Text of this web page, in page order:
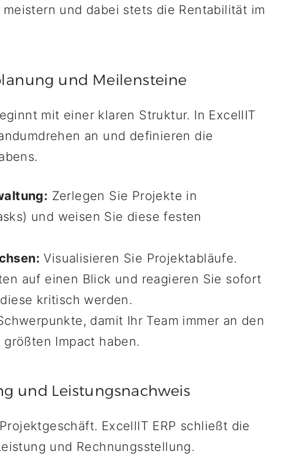
und dabei stets die Rentabilität im
und Meilensteine
mit einer klaren Struktur. In ExcellIT
an und definieren die
Zerlegen Sie Projekte in
und weisen Sie diese festen
Visualisieren Sie Projektabläufe.
auf einen Blick und reagieren Sie sofort
kritisch werden.
damit Ihr Team immer an den
Impact haben.
und Leistungsnachweis
ExcellIT ERP schließt die
und Rechnungsstellung.